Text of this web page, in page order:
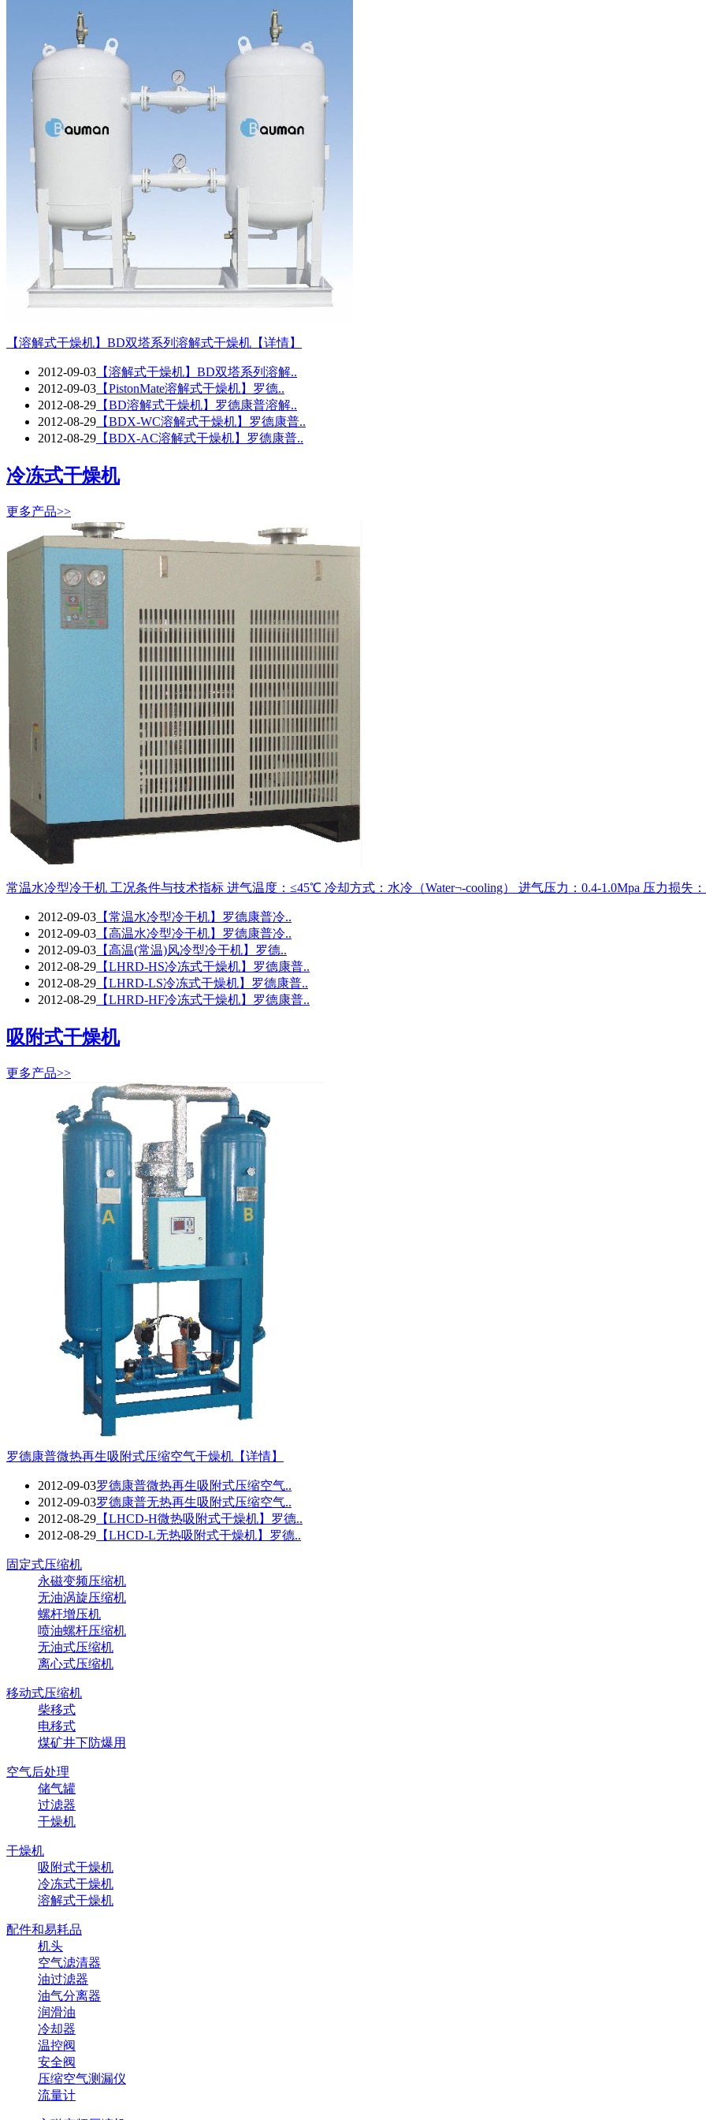
【溶解式干燥机】BD双塔系列溶解式干燥机 【详情】
2012-09-03 【溶解式干燥机】BD双塔系列溶解..
2012-09-03 【PistonMate溶解式干燥机】罗德..
2012-08-29 【BD溶解式干燥机】罗德康普溶解..
2012-08-29 【BDX-WC溶解式干燥机】罗德康普..
2012-08-29 【BDX-AC溶解式干燥机】罗德康普..
冷冻式干燥机
更多产品>>
常温水冷型冷干机 工况条件与技术指标 进气温度：≤45℃ 冷却方式：水冷（Water¬-cooling） 进气压力：0.4-1.0Mpa 压力损失：
2012-09-03 【常温水冷型冷干机】罗德康普冷..
2012-09-03 【高温水冷型冷干机】罗德康普冷..
2012-09-03 【高温(常温)风冷型冷干机】罗德..
2012-08-29 【LHRD-HS冷冻式干燥机】罗德康普..
2012-08-29 【LHRD-LS冷冻式干燥机】罗德康普..
2012-08-29 【LHRD-HF冷冻式干燥机】罗德康普..
吸附式干燥机
更多产品>>
罗德康普微热再生吸附式压缩空气干燥机 【详情】
2012-09-03罗德康普微热再生吸附式压缩空气..
2012-09-03罗德康普无热再生吸附式压缩空气..
2012-08-29 【LHCD-H微热吸附式干燥机】罗德..
2012-08-29 【LHCD-L无热吸附式干燥机】罗德..
固定式压缩机
永磁变频压缩机
无油涡旋压缩机
螺杆增压机
喷油螺杆压缩机
无油式压缩机
离心式压缩机
移动式压缩机
柴移式
电移式
煤矿井下防爆用
空气后处理
储气罐
过滤器
干燥机
干燥机
吸附式干燥机
冷冻式干燥机
溶解式干燥机
配件和易耗品
机头
空气滤清器
油过滤器
油气分离器
润滑油
冷却器
温控阀
安全阀
压缩空气测漏仪
流量计